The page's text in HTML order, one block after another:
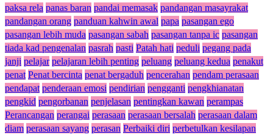
paksa rela panas baran pandai memasak pandangan masayrakat
pandangan orang panduan kahwin awal papa pasangan ego
pasangan lebih muda pasangan sabah pasangan tanpa ic pasangan
tiada kad pengenalan pasrah pasti Patah hati peduli pegang pada
janji pelajar pelajaran lebih penting peluang peluang kedua penakut
penat Penat bercinta penat bergaduh pencerahan pendam perasaan
pendapat penderaan emosi pendirian pengganti pengkhianatan
pengkid pengorbanan penjelasan pentingkan kawan perampas
Perancangan perangai perasaan perasaan bersalah perasaan dalam
diam perasaan sayang perasan Perbaiki diri perbetulkan kesilapan